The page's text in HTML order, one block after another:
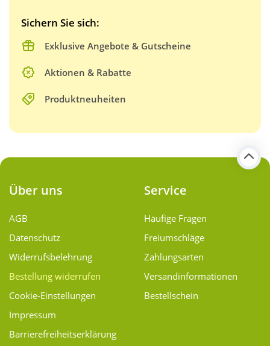
Sichern Sie sich:
Exklusive Angebote & Gutscheine
Aktionen & Rabatte
Produktneuheiten
Über uns
AGB
Datenschutz
Widerrufsbelehrung
Bestellung widerrufen
Cookie-Einstellungen
Impressum
Barrierefreiheitserklärung
Service
Häufige Fragen
Freiumschläge
Zahlungsarten
Versand­informationen
Bestellschein